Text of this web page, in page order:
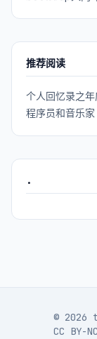
推荐阅读
个人回忆录之年
程序员和音乐家
.
© 2026
CC BY-